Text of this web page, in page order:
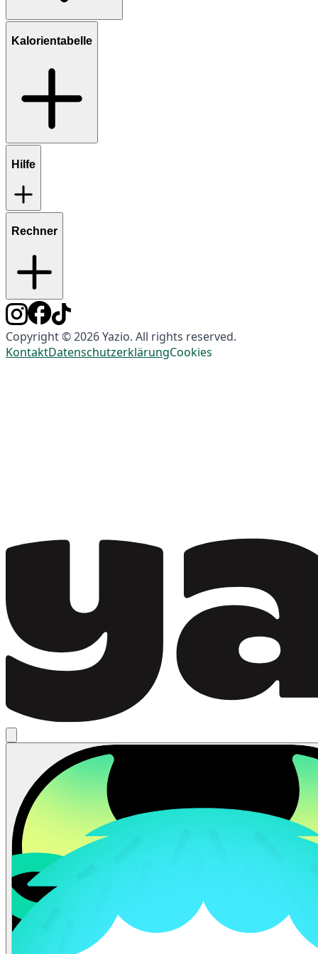
Kalorientabelle
Hilfe
Rechner
Copyright © 2026 Yazio. All rights reserved.
KontaktDatenschutzerklärungCookies